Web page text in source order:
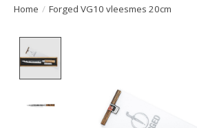
Home / Forged VG10 vleesmes 20cm